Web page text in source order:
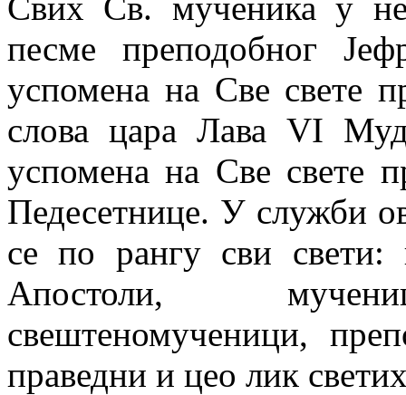
песме преподобног
успомена на Све свете
слова цара Лава VI
успомена на Све свете
Педесетнице. У служби
се по рангу сви свети:
Апостоли,
свештеномученици,
праведни и цео лик